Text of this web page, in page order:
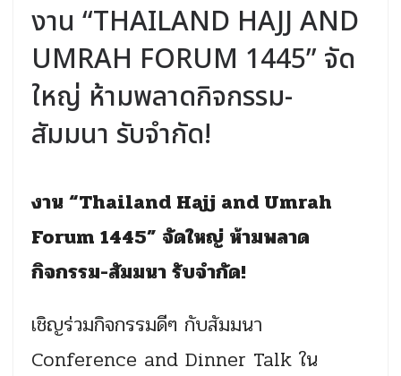
งาน “THAILAND HAJJ AND
UMRAH FORUM 1445” จัด
ใหญ่ ห้ามพลาดกิจกรรม-
สัมมนา รับจำกัด!
งาน “Thailand Hajj and Umrah
Forum 1445” จัดใหญ่ ห้ามพลาด
กิจกรรม-สัมมนา รับจำกัด!
เชิญร่วมกิจกรรมดีๆ กับสัมมนา
Conference and Dinner Talk ใน